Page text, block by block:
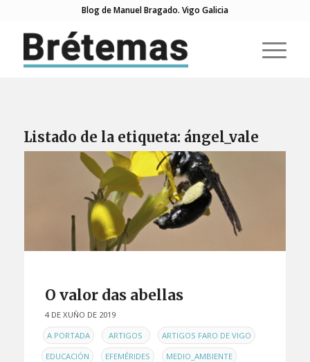
Blog de Manuel Bragado. Vigo Galicia
Listado de la etiqueta: ángel_vale
O valor das abellas
4 DE XUÑO DE 2019
ENA PORTADA , ARTIGOS , ARTIGOS FARO DE VIGO ,
EDUCACIÓN , EFEMÉRIDES , MEDIO_AMBIENTE ,